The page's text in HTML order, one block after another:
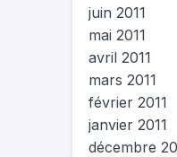
juin 2011
mai 2011
avril 2011
mars 2011
février 2011
janvier 2011
décembre